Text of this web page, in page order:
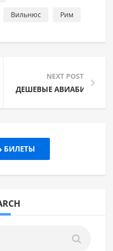
Вильнюс Рим
В БЕРЛИН ИЗ РИГИ
NEXT POST
ДЕШЕВЫЕ АВИАБИЛЕТЫ
БИЛЕТЫ